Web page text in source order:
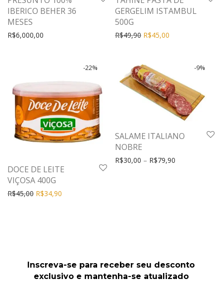
IBERICO BEHER 36
MESES
R$6,000,00
GERGELIM ISTAMBUL
500G
R$49,90 R$45,00
-22%
DOCE DE LEITE
VIÇOSA 400G
R$45,00 R$34,90
-9%
SALAME ITALIANO
NOBRE
R$30,00 – R$79,90
Inscreva-se para receber seu desconto
exclusivo e mantenha-se atualizado